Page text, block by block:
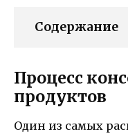
Содержание
Процесс
продуктов
Один из самых